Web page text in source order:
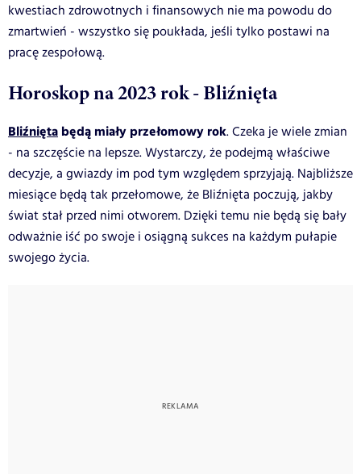
kwestiach zdrowotnych i finansowych nie ma powodu do
zmartwień - wszystko się poukłada, jeśli tylko postawi na
pracę zespołową.
Horoskop na 2023 rok - Bliźnięta
Bliźnięta będą miały przełomowy rok. Czeka je wiele zmian
- na szczęście na lepsze. Wystarczy, że podejmą właściwe
decyzje, a gwiazdy im pod tym względem sprzyjają. Najbliższe
miesiące będą tak przełomowe, że Bliźnięta poczują, jakby
świat stał przed nimi otworem. Dzięki temu nie będą się bały
odważnie iść po swoje i osiągną sukces na każdym pułapie
swojego życia.